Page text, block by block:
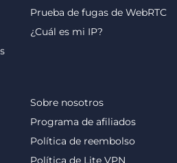
Sobre nosotros
Programa de afiliados
Política de reembolso
Política de Lite VPN
Prueba de fugas de WebRTC
¿Cuál es mi IP?